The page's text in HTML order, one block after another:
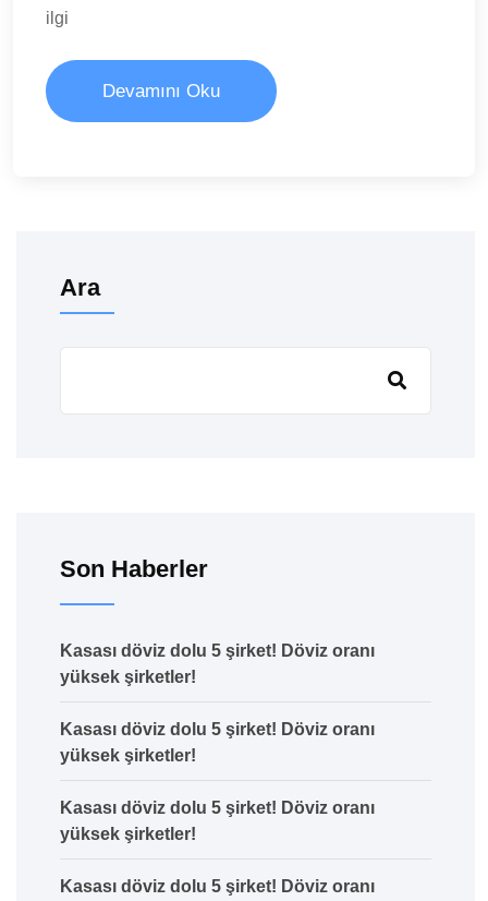
ilgi
Devamını Oku
Ara
Son Haberler
Kasası döviz dolu 5 şirket! Döviz oranı
yüksek şirketler!
Kasası döviz dolu 5 şirket! Döviz oranı
yüksek şirketler!
Kasası döviz dolu 5 şirket! Döviz oranı
yüksek şirketler!
Kasası döviz dolu 5 şirket! Döviz oranı